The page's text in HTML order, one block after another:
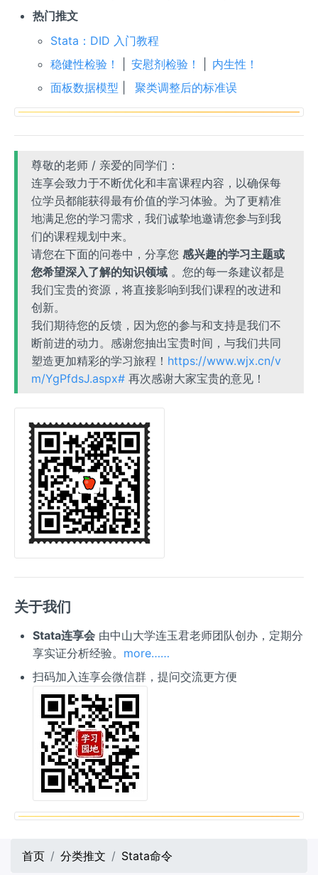
热门推文
Stata：DID 入门教程
稳健性检验！
|安慰剂检验！
内生性！
面板数据模型 |聚类调整后的标准误
尊敬的老师 / 亲爱的同学们：
连享会致力于不断优化和丰富课程内容，以确保每
位学员都能获得最有价值的学习体验。为了更精准
地满足您的学习需求，我们诚挚地邀请您参与到我
们的课程规划中来。
请您在下面的问卷中，分享您感兴趣的学习主题或
您希望深入了解的知识领域 。您的每一条建议都是
我们宝贵的资源，将直接影响到我们课程的改进和
创新。
我们期待您的反馈，因为您的参与和支持是我们不
断前进的动力。感谢您抽出宝贵时间，与我们共同
塑造更加精彩的学习旅程！ https://www.wjx.cn/v
m/YgPfdsJ.aspx# 再次感谢大家宝贵的意见！
关于我们
Stata连享会由中山大学连玉君老师团队创办，定期分
享实证分析经验。 more……
扫码加入连享会微信群，提问交流更方便
首页 分类推文 Stata命令